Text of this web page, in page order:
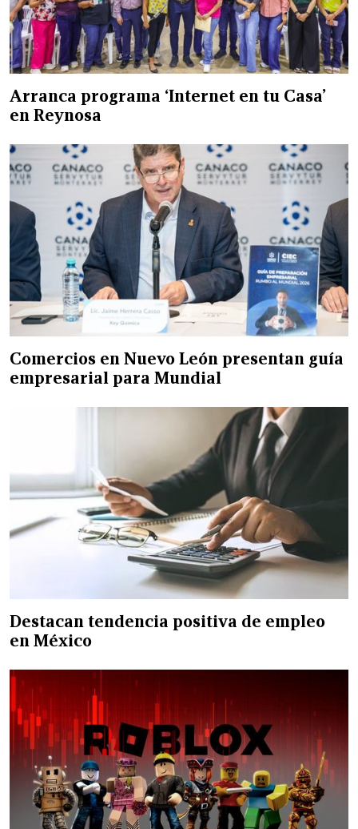
Arranca programa ‘Internet en tu Casa’
en Reynosa
Comercios en Nuevo León presentan guía
empresarial para Mundial
Destacan tendencia positiva de empleo
en México